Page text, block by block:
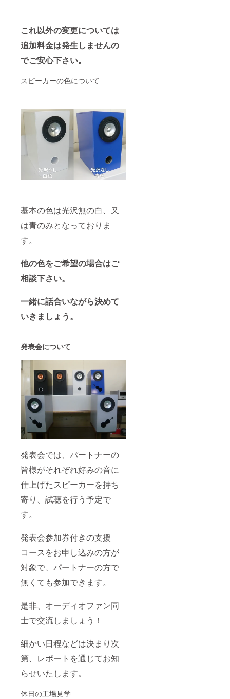
これ以外の変更については
追加料金は発生しませんの
でご安心下さい。
スピーカーの色について
基本の色は光沢無の白、又
は青のみとなっておりま
す。
他の色をご希望の場合はご
相談下さい。
一緒に話合いながら決めて
いきましょう。
発表会について
発表会では、パートナーの
皆様がそれぞれ好みの音に
仕上げたスピーカーを持ち
寄り、試聴を行う予定で
す。
発表会参加券付きの支援
コースをお申し込みの方が
対象で、パートナーの方で
無くても参加できます。
是非、オーディオファン同
士で交流しましょう！
細かい日程などは決まり次
第、レポートを通じてお知
らせいたします。
休日の工場見学